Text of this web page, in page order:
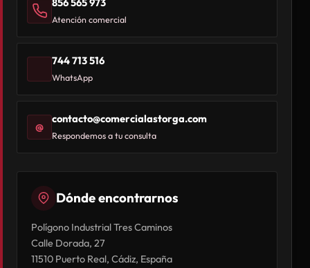
Atención comercial
744 713 516
WhatsApp
@
contacto@comercialastorga.com
Respondemos a tu consulta
Dónde encontrarnos
Polígono Industrial Tres Caminos
Calle Dorada, 27
11510 Puerto Real, Cádiz, España